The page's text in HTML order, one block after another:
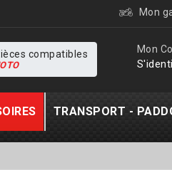
Mon
Mon
compatibles
TRANSPORT -